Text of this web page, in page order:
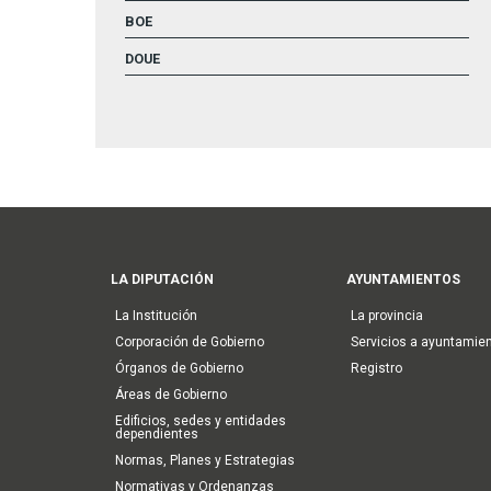
BOE
DOUE
Main
navigation
LA DIPUTACIÓN
La Institución
Corporación de Gobierno
Órganos de Gobierno
Áreas de Gobierno
Edificios, sedes y entidades
dependientes
Normas, Planes y Estrategias
Normativas y Ordenanzas
AYUNTAMIENTOS
La provincia
Servicios a
Registro